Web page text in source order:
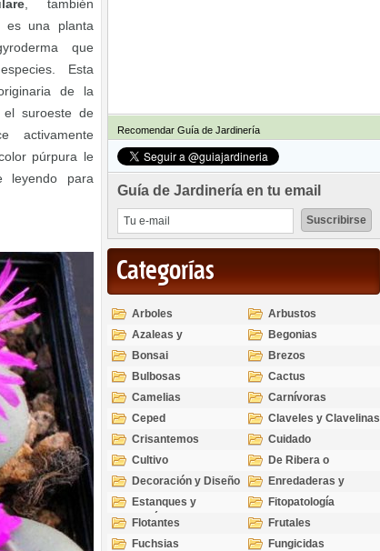
, también
es una planta
que
Esta
de la
suroeste de
activamente
púrpura le
leyendo para
Recomendar Guía de Jardinería
Guía de Jardinería en tu email
Categorías
Arboles
Arbustos
Azaleas y
Rododendros
Begonias
Bonsai
Brezos
Bulbosas
Cactus
Camelias
Carnívoras
Ceped
Claveles y Clavelinas
Crisantemos
Cuidado
Cultivo
De Ribera o
Palustres
Decoración y Diseño
Enredaderas y
cubresuelos
Estanques y
Acuáticas
Fitopatología
Flotantes
Frutales
Fuchsias
Fungicidas